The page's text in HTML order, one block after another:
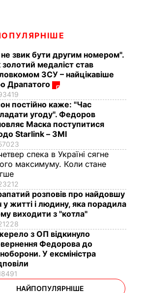
звик бути другим номером".
золотий медаліст став
ЗСУ – найцікавіше
Драпатого
постійно каже: "Час
угоду". Федоров
Маска поступитися
Starlink – ЗМІ
спека в Україні сягне
максимуму. Коли стане
розповів про найдовшу
у житті і людину, яка порадила
виходити з "котла"
з ОП відкинуло
Федорова до
У ексміністра
НАЙПОПУЛЯРНІШЕ